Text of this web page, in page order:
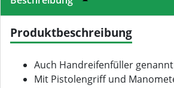
Produktbeschreibung
Auch Handreifenfüller
Mit Pistolengriff und